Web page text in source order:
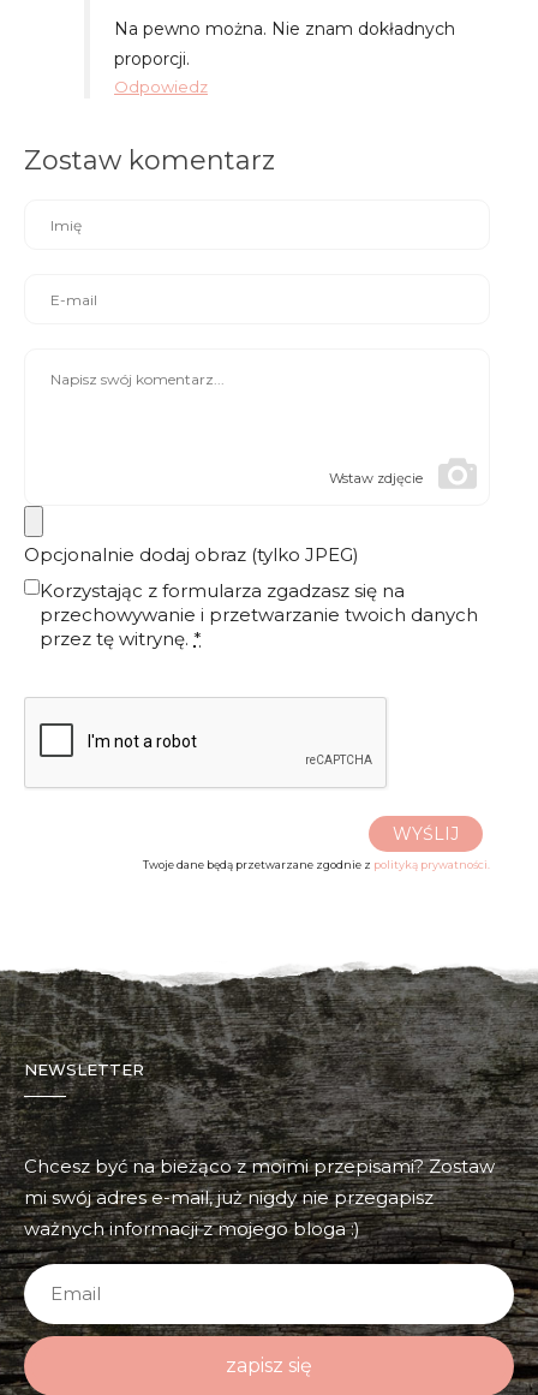
Na pewno można. Nie znam dokładnych
proporcji.
Odpowiedz
Zostaw komentarz
Wstaw zdjęcie
Opcjonalnie dodaj obraz (tylko JPEG)
Korzystając z formularza zgadzasz się na
przechowywanie i przetwarzanie twoich danych
przez tę witrynę. *
WYŚLIJ
Twoje dane będą przetwarzane zgodnie z polityką prywatności.
NEWSLETTER
Chcesz być na bieżąco z moimi przepisami? Zostaw
mi swój adres e-mail, już nigdy nie przegapisz
ważnych informacji z mojego bloga :)
zapisz się